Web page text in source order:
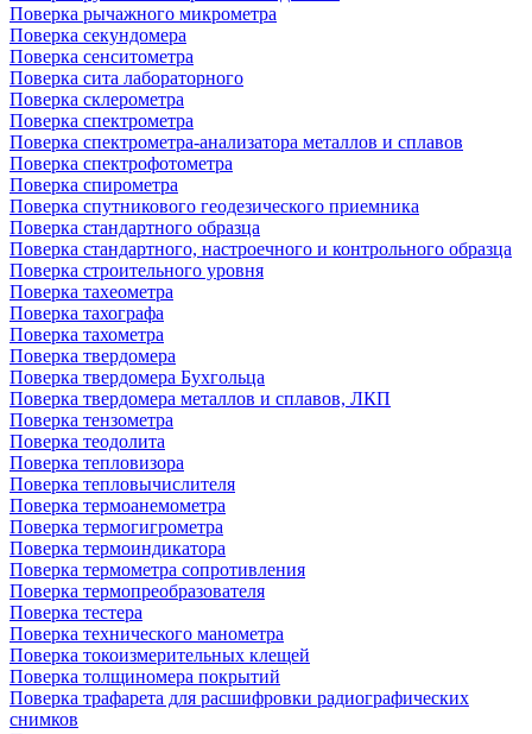
Поверка рычажного микрометра
Поверка секундомера
Поверка сенситометра
Поверка сита лабораторного
Поверка склерометра
Поверка спектрометра
Поверка спектрометра-анализатора металлов и сплавов
Поверка спектрофотометра
Поверка спирометра
Поверка спутникового геодезического приемника
Поверка стандартного образца
Поверка стандартного, настроечного и контрольного образца
Поверка строительного уровня
Поверка тахеометра
Поверка тахографа
Поверка тахометра
Поверка твердомера
Поверка твердомера Бухгольца
Поверка твердомера металлов и сплавов, ЛКП
Поверка тензометра
Поверка теодолита
Поверка тепловизора
Поверка тепловычислителя
Поверка термоанемометра
Поверка термогигрометра
Поверка термоиндикатора
Поверка термометра сопротивления
Поверка термопреобразователя
Поверка тестера
Поверка технического манометра
Поверка токоизмерительных клещей
Поверка толщиномера покрытий
Поверка трафарета для расшифровки радиографических
снимков